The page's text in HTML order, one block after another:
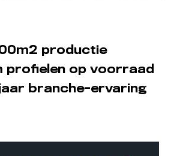
productie
profielen op voorraad
branche-ervaring